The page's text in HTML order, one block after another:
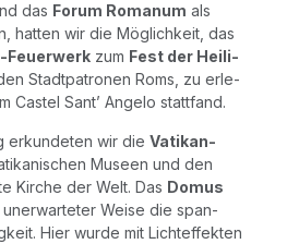
das Forum Roma­n­um als
hat­ten wir die Mög­lich­keit, das
Feu­er­werk zum Fest der Hei­li­
den Stadt­pa­tro­nen Roms, zu erle­
Cas­tel Sant’ Ange­lo stattfand.
erkun­de­ten wir die Vati­kan­
Muse­en und den
Kir­che der Welt. Das Domus
Wei­se die span­
Hier wur­de mit Licht­ef­fek­ten